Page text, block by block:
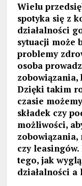
Wielu
spotyka się z
działalności
sytuacji może
problemy
osoba
zobowiązania,
Dzięki takim
czasie
składek czy
możliwości,
czy
tego, jak
działalności a